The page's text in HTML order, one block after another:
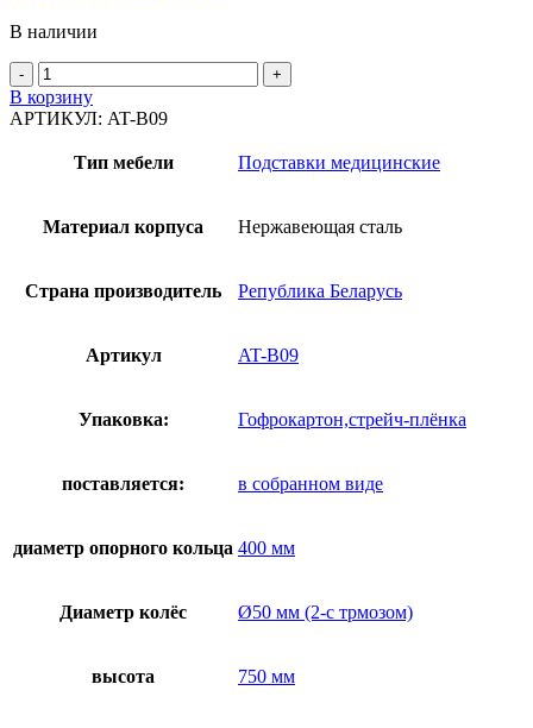
В наличии
Количество
товара
Подставка
одним
B09
сталь
В корзину
АРТИКУЛ: AT-B09
Тип мебели Подставки медицинские
Материал корпуса Нержавеющая сталь
Страна производитель Република Беларусь
Артикул AT-B09
Упаковка: Гофрокартон,стрейч-плёнка
поставляется: в собранном виде
диаметр опорного кольца 400 мм
Диаметр колёс Ø50 мм (2-с трмозом)
высота 750 мм